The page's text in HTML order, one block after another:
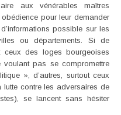
aux vénérables maîtres
pour leur demander
possible sur les
ou départements. Si de
ceux des loges bourgeoises
pas se compromettre
», d’autres, surtout ceux
contre les adversaires de
se lancent sans hésiter